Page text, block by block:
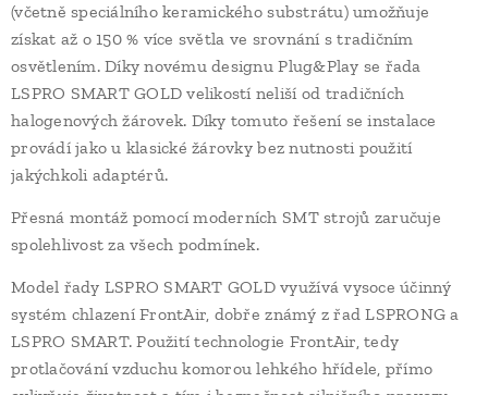
(včetně speciálního keramického substrátu) umožňuje
získat až o 150 % více světla ve srovnání s tradičním
osvětlením. Díky novému designu Plug&Play se řada
LSPRO SMART GOLD velikostí neliší od tradičních
halogenových žárovek. Díky tomuto řešení se instalace
provádí jako u klasické žárovky bez nutnosti použití
jakýchkoli adaptérů.
Přesná montáž pomocí moderních SMT strojů zaručuje
spolehlivost za všech podmínek.
Model řady LSPRO SMART GOLD využívá vysoce účinný
systém chlazení FrontAir, dobře známý z řad LSPRONG a
LSPRO SMART. Použití technologie FrontAir, tedy
protlačování vzduchu komorou lehkého hřídele, přímo